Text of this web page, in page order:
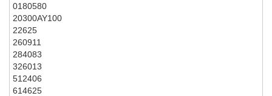
0180580
20300AY100
22625
260911
284083
326013
512406
614625